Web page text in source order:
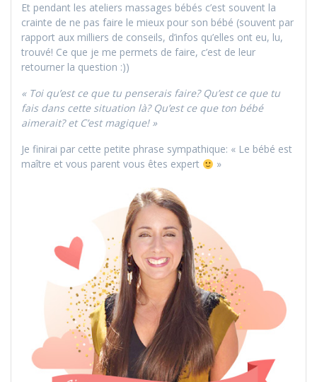
Et pendant les ateliers massages bébés c’est souvent la
crainte de ne pas faire le mieux pour son bébé (souvent par
rapport aux milliers de conseils, d’infos qu’elles ont eu, lu,
trouvé! Ce que je me permets de faire, c’est de leur
retourner la question :))
« Toi qu’est ce que tu penserais faire? Qu’est ce que tu
fais dans cette situation là? Qu’est ce que ton bébé
aimerait? et C’est magique! »
Je finirai par cette petite phrase sympathique: « Le bébé est
maître et vous parent vous êtes expert
»